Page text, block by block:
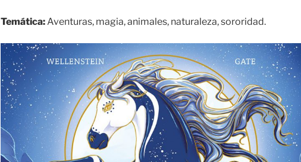
Temática:Aventuras, magia, animales, naturaleza, sororidad.